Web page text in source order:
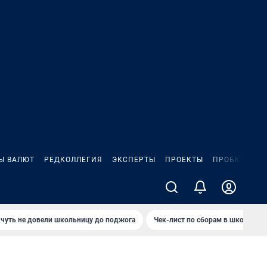
ВАЛЮТ РЕДКОЛЛЕГИЯ ЭКСПЕРТЫ ПРОЕКТЫ ПРОБКИ
не довели школьницу до поджога Чек-лист по сборам в школу в